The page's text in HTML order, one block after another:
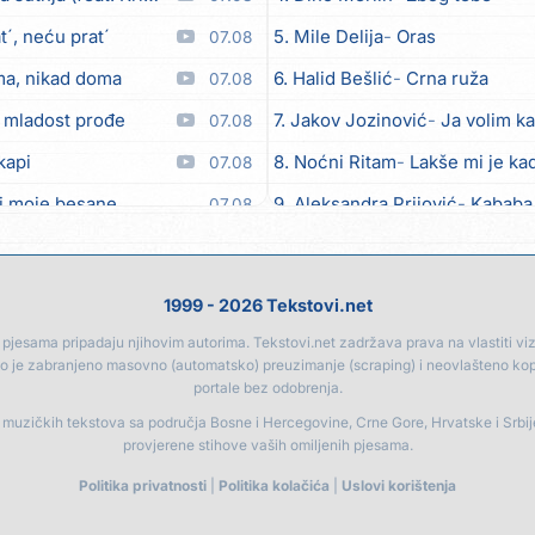
neću prat´ 07.08
nikad doma 07.08
mladost prođe 07.08
07.08
moje besane 07.08
06.08
06.08
06.08
06.08
5. Mile Delija Oras
6. Halid Bešlić Crna ruža
7. Jakov Jozinović Ja volim
8. Noćni Ritam Lakše mi je
9. Aleksandra Prijović Kababa
13. Noćni Ritam Rekla si mi
14. Vesna Zmijanac Ovo u
15. Karlo! Mon amour
16. Džej Ramadanovski
1999 - 2026 Tekstovi.net
pripadaju njihovim autorima. Tekstovi.net zadržava prava na vlastiti
je zabranjeno masovno (automatsko) preuzimanje (scraping) i neovlašteno
portale bez odobrenja.
tekstova sa područja Bosne i Hercegovine, Crne Gore, Hrvatske i
provjerene stihove vaših omiljenih pjesama.
Politika privatnosti Politika kolačića Uslovi korištenja